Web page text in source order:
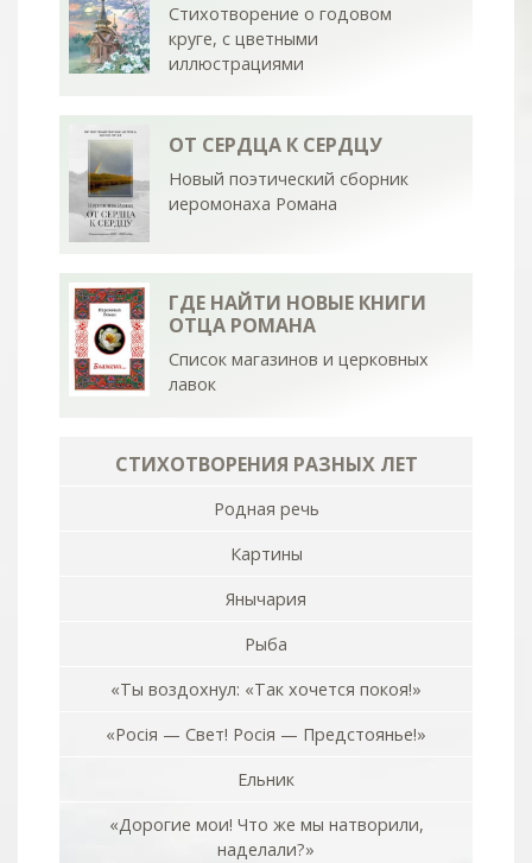
Стихотворение о годовом
круге, с цветными
иллюстрациями
ОТ СЕРДЦА К СЕРДЦУ
Новый поэтический сборник
иеромонаха Романа
ГДЕ НАЙТИ НОВЫЕ КНИГИ
ОТЦА РОМАНА
Список магазинов и церковных
лавок
СТИХОТВОРЕНИЯ РАЗНЫХ ЛЕТ
Родная речь
Картины
Янычария
Рыба
«Ты воздохнул: «Так хочется покоя!»
«Росiя — Свет! Росiя — Предстоянье!»
Ельник
«Дорогие мои! Что же мы натворили,
наделали?»